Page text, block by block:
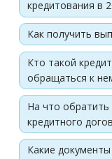
кредитования в
Как получить
Кто такой
обращаться к
На что обратить
кредитного
Какие